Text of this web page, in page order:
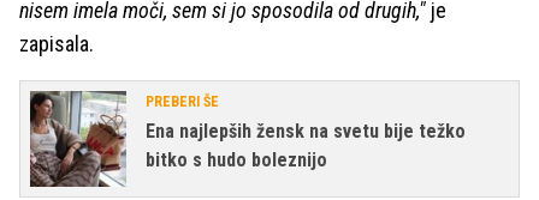
nisem imela moči, sem si jo sposodila od drugih," je
zapisala.
PREBERI ŠE
Ena najlepših žensk na svetu bije težko
bitko s hudo boleznijo